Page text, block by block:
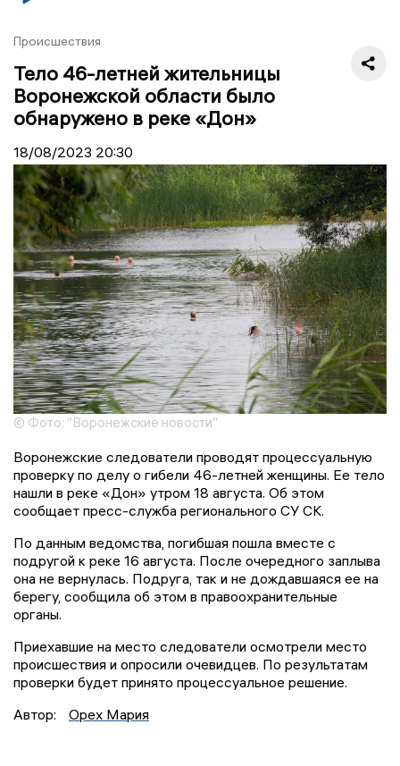
Происшествия
Тело 46-летней жительницы
Воронежской области было
обнаружено в реке «Дон»
18/08/2023 20:30
© Фото: "Воронежские новости"
Воронежские следователи проводят процессуальную
проверку по делу о гибели 46-летней женщины. Ее тело
нашли в реке «Дон» утром 18 августа. Об этом
сообщает пресс-служба регионального СУ СК.
По данным ведомства, погибшая пошла вместе с
подругой к реке 16 августа. После очередного заплыва
она не вернулась. Подруга, так и не дождавшаяся ее на
берегу, сообщила об этом в правоохранительные
органы.
Приехавшие на место следователи осмотрели место
происшествия и опросили очевидцев. По результатам
проверки будет принято процессуальное решение.
Автор:
Орех Мария